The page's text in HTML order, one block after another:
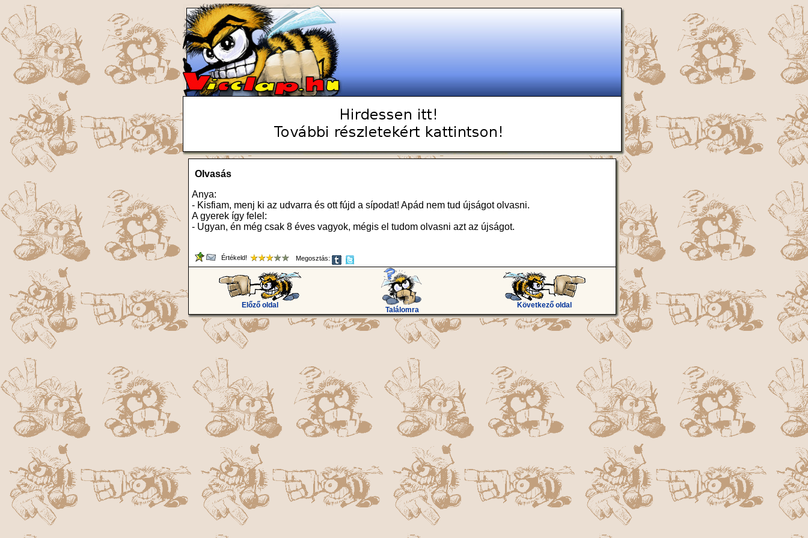
Olvasás
Anya:
- Kisfiam, menj ki az udvarra és ott fújd a sípodat! Apád nem tud újságot olvasni.
A gyerek így felel:
- Ugyan, én még csak 8 éves vagyok, mégis el tudom olvasni azt az újságot.
Értékeld! Megosztás:
Előző oldal
Találomra
Következő oldal